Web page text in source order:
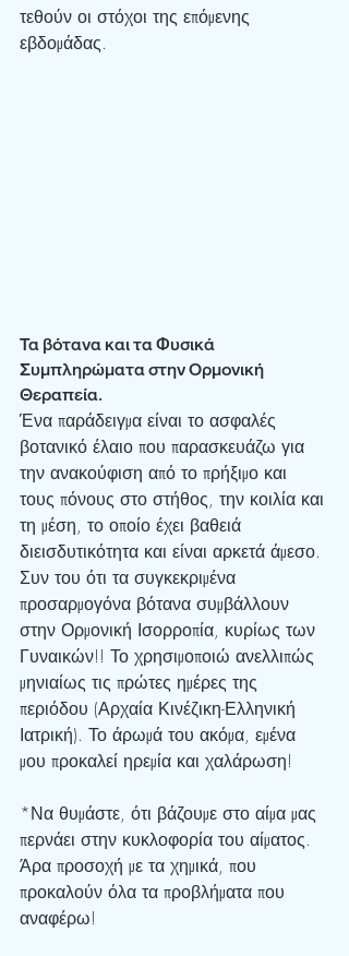
τεθούν οι στόχοι της επόμενης
εβδομάδας.
Τα βότανα και τα Φυσικά
Συμπληρώματα στην Ορμονική
Θεραπεία.
Ένα παράδειγμα είναι το ασφαλές
βοτανικό έλαιο που παρασκευάζω για
την ανακούφιση από το πρήξιμο και
τους πόνους στο στήθος, την κοιλία και
τη μέση, το οποίο έχει βαθειά
διεισδυτικότητα και είναι αρκετά άμεσο.
Συν του ότι τα συγκεκριμένα
προσαρμογόνα βότανα συμβάλλουν
στην Ορμονική Ισορροπία, κυρίως των
Γυναικών!! Το χρησιμοποιώ ανελλιπώς
μηνιαίως τις πρώτες ημέρες της
περιόδου (Αρχαία Κινέζικη-Ελληνική
Ιατρική). Το άρωμά του ακόμα, εμένα
μου προκαλεί ηρεμία και χαλάρωση!
*Να θυμάστε, ότι βάζουμε στο αίμα μας
περνάει στην κυκλοφορία του αίματος.
Άρα προσοχή με τα χημικά, που
προκαλούν όλα τα προβλήματα που
αναφέρω!